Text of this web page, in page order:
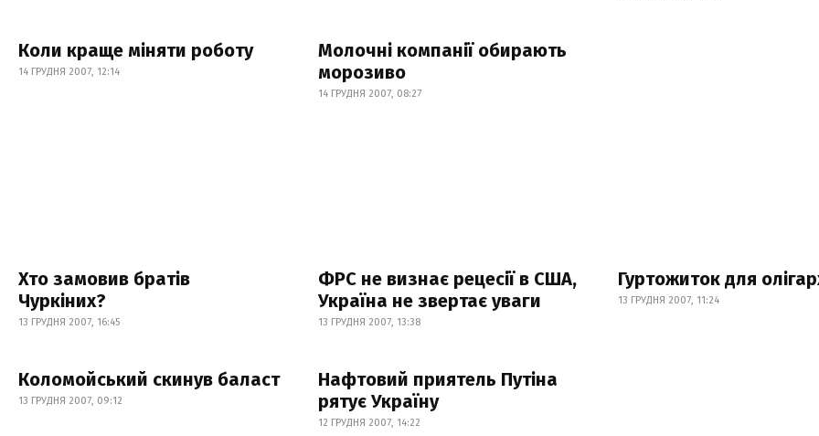
Коли краще міняти роботу
14 ГРУДНЯ 2007, 12:14
Молочні компанії обирають
морозиво
14 ГРУДНЯ 2007, 08:27
Хто замовив братів
Чуркіних?
13 ГРУДНЯ 2007, 16:45
ФРС не визнає рецесії в США,
Україна не звертає уваги
13 ГРУДНЯ 2007, 13:38
Гуртожиток для
13 ГРУДНЯ 2007, 11:24
Коломойський скинув баласт
13 ГРУДНЯ 2007, 09:12
Нафтовий приятель Путіна
рятує Україну
12 ГРУДНЯ 2007, 14:22